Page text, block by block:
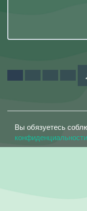
Вы обязуетесь
конфиденциальности